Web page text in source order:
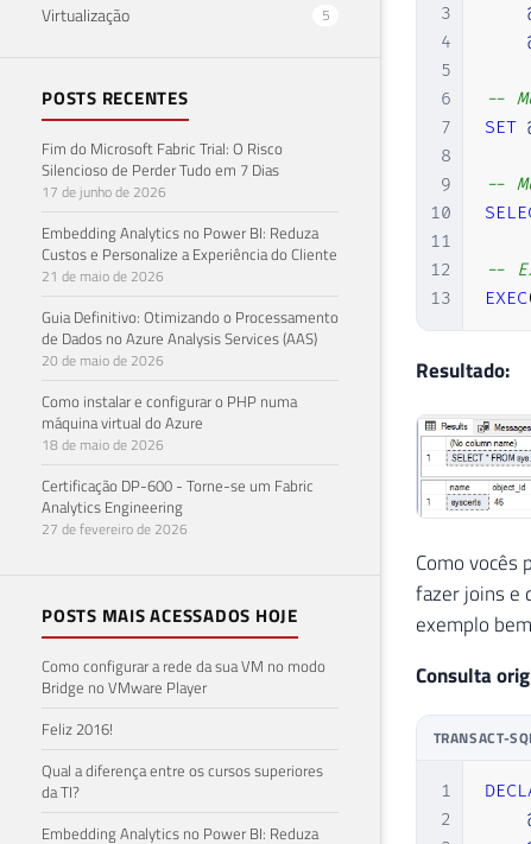
Virtualização 5
POSTS RECENTES
Fim do Microsoft Fabric Trial: O Risco
Silencioso de Perder Tudo em 7 Dias
17 de junho de 2026
Embedding Analytics no Power BI: Reduza
Custos e Personalize a Experiência do Cliente
21 de maio de 2026
Guia Definitivo: Otimizando o Processamento
de Dados no Azure Analysis Services (AAS)
20 de maio de 2026
Como instalar e configurar o PHP numa
máquina virtual do Azure
18 de maio de 2026
Certificação DP-600 - Torne-se um Fabric
Analytics Engineering
27 de fevereiro de 2026
POSTS MAIS ACESSADOS HOJE
Como configurar a rede da sua VM no modo
Bridge no VMware Player
Feliz 2016!
Qual a diferença entre os cursos superiores
da TI?
Embedding Analytics no Power BI: Reduza
3
4
5
6
7
8
9
10
11
12
13
--
SET
--
--
EXEC
Resultado:
Como vocês
fazer joins e
exemplo
Consulta
TRANSACT-
1
2